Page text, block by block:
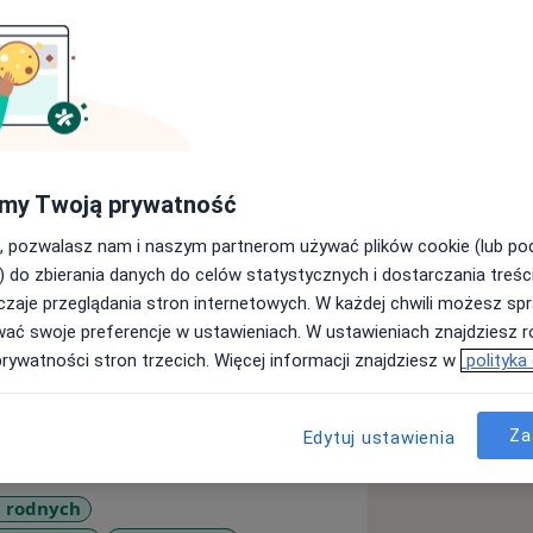
usg 3/4D drogą mailową/sms
o przygotowanie i przesłanie
i/lub wielkości CRL płodu
wieku ciążowego.
badań cytologicznych/
ginekologii , jak
osocze bogatopłytkowe-
czwartki CDT Medicus.
której omówione mogą być
rodnych
Twoją prywatność
pozwalasz nam i naszym partnerom używać plików cookie (lub
do zbierania danych do celów statystycznych i dostarczania
przeglądania stron internetowych. W każdej chwili możesz
swoje preferencje w ustawieniach. W ustawieniach znajdziesz
stron trzecich. Więcej informacji znajdziesz w polityka
Edytuj ustawienia